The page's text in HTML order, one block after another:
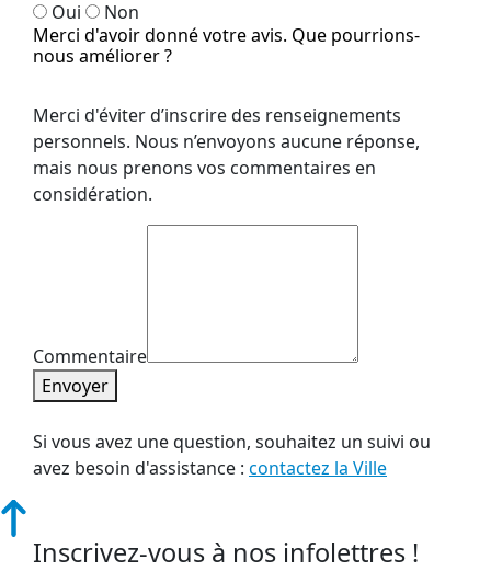
Oui
Non
Merci d'avoir donné votre avis. Que pourrions-
nous améliorer ?
Merci d'éviter d’inscrire des renseignements
personnels. Nous n’envoyons aucune réponse,
mais nous prenons vos commentaires en
considération.
Commentaire
Envoyer
Si vous avez une question, souhaitez un suivi ou
avez besoin d'assistance : contactez la Ville
Inscrivez-vous à nos infolettres !